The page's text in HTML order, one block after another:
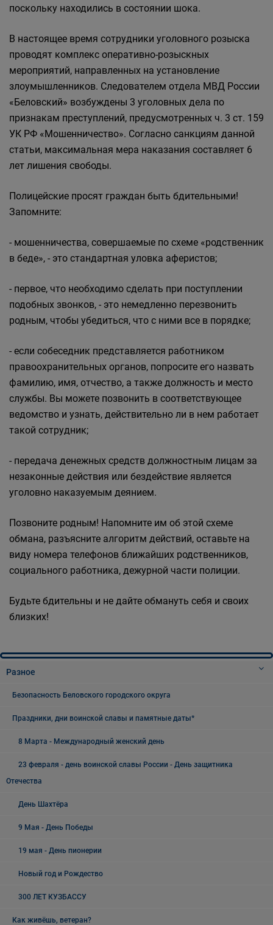
поскольку находились в состоянии шока.
В настоящее время сотрудники уголовного розыска
проводят комплекс оперативно-розыскных
мероприятий, направленных на установление
злоумышленников. Следователем отдела МВД России
«Беловский» возбуждены 3 уголовных дела по
признакам преступлений, предусмотренных ч. 3 ст. 159
УК РФ «Мошенничество». Согласно санкциям данной
статьи, максимальная мера наказания составляет 6
лет лишения свободы.
Полицейские просят граждан быть бдительными!
Запомните:
- мошенничества, совершаемые по схеме «родственник
в беде», - это стандартная уловка аферистов;
- первое, что необходимо сделать при поступлении
подобных звонков, - это немедленно перезвонить
родным, чтобы убедиться, что с ними все в порядке;
- если собеседник представляется работником
правоохранительных органов, попросите его назвать
фамилию, имя, отчество, а также должность и место
службы. Вы можете позвонить в соответствующее
ведомство и узнать, действительно ли в нем работает
такой сотрудник;
- передача денежных средств должностным лицам за
незаконные действия или бездействие является
уголовно наказуемым деянием.
Позвоните родным! Напомните им об этой схеме
обмана, разъясните алгоритм действий, оставьте на
виду номера телефонов ближайших родственников,
социального работника, дежурной части полиции.
Будьте бдительны и не дайте обмануть себя и своих
близких!
Разное
Безопасность Беловского городского округа
Праздники, дни воинской славы и памятные даты*
8 Марта - Международный женский день
23 февраля - день воинской славы России - День защитника
Отечества
День Шахтёра
9 Мая - День Победы
19 мая - День пионерии
Новый год и Рождество
300 ЛЕТ КУЗБАССУ
Как живёшь, ветеран?